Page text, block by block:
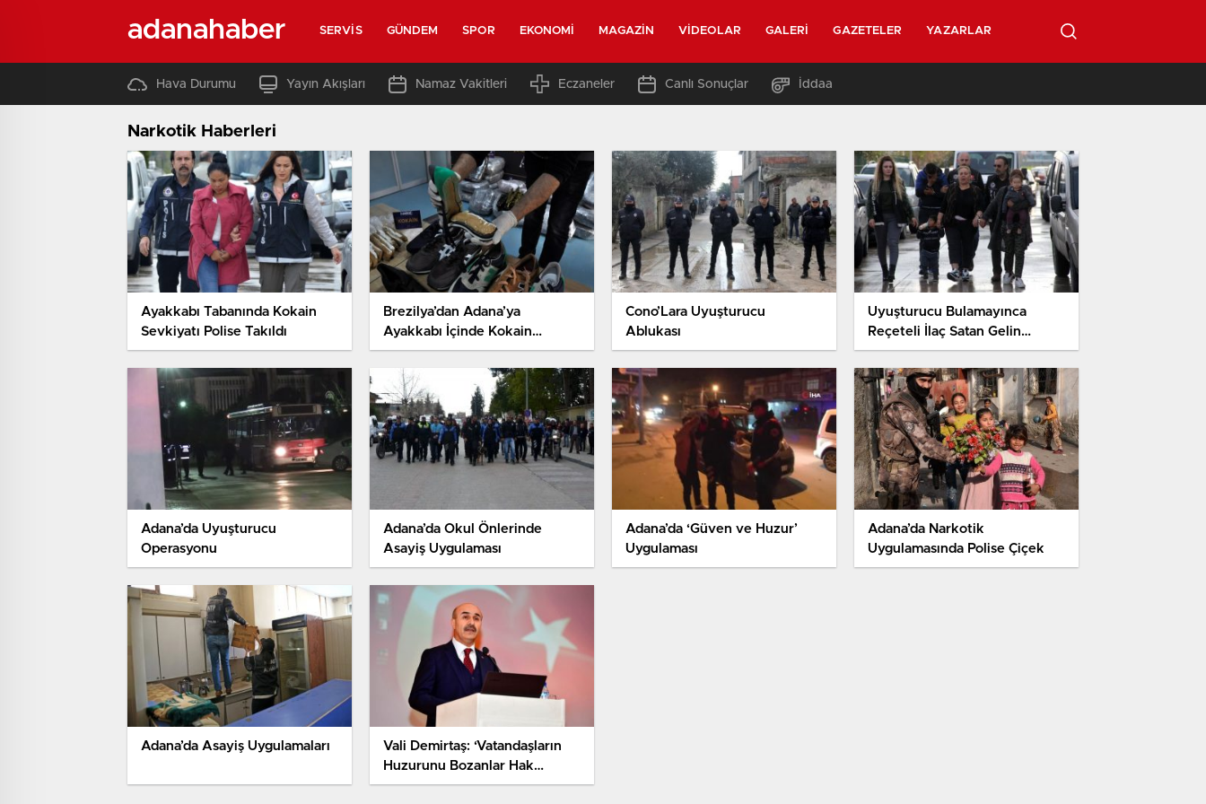
adanahaber SERVIS GÜNDEM SPOR EKONOMI MAGAZIN VIDEOLAR GALERI GAZETELER YAZARLAR
Hava Durumu Yayın Akışları Namaz Vakitleri Eczaneler Canlı Sonuçlar İddaa
Narkotik Haberleri
Ayakkabı Tabanında Kokain
Sevkiyatı Polise Takıldı
Brezilya’dan Adana’ya
Ayakkabı İçinde Kokain
Getirmiş
Cono’Lara Uyuşturucu
Ablukası
Uyuşturucu Bulamayınca
Reçeteli İlaç Satan Gelin
Kaynana Tutuklandı
Adana’da Uyuşturucu
Operasyonu
Adana’da Okul Önlerinde
Asayiş Uygulaması
Adana’da ‘Güven ve Huzur’
Uygulaması
Adana’da Narkotik
Uygulamasında Polise Çiçek
Adana’da Asayiş Uygulamaları
Vali Demirtaş: ‘Vatandaşların
Huzurunu Bozanlar Hak
Ettikleri Muameleyi Görecek’